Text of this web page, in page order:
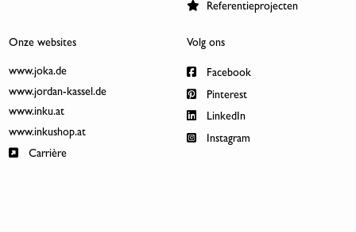
Referentieprojecten
Onze websites
www.joka.de
www.jordan-kassel.de
www.inku.at
www.inkushop.at
Carrière
Volg ons
Facebook
Pinterest
LinkedIn
Instagram